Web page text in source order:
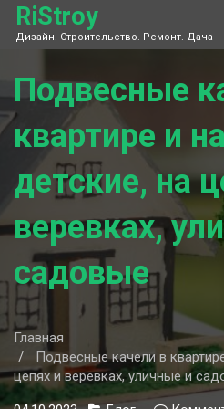
Skip
content
RiStroy
Дизайн. Строительство. Ремонт. Дача
Подвесные
квартире и
детские, на
веревках,
садовые
Главная
Подвесные качели в
цепях и веревках, уличные и